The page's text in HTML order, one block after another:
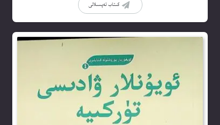
كىتاب تەپسىلاتى